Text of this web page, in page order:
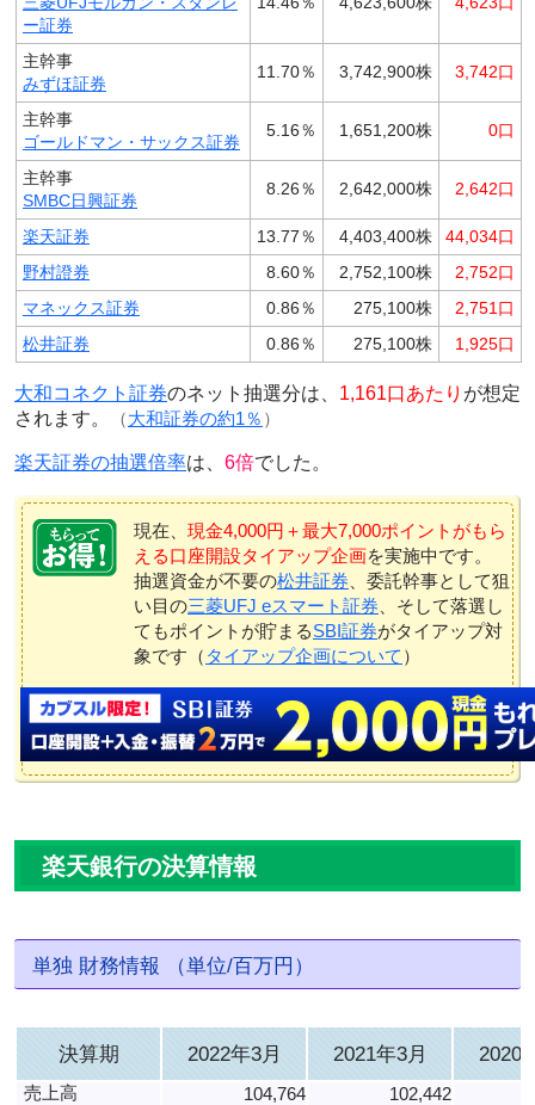
ー証券
主幹事
みずほ証券
11.70％ 3,742,900株 3,742口
主幹事
ゴールドマン・サックス証券
5.16％ 1,651,200株 0口
主幹事
SMBC日興証券
8.26％ 2,642,000株 2,642口
楽天証券 13.77％ 4,403,400株
44,034口
野村證券
8.60％ 2,752,100株
2,752口
マネックス証券
0.86％ 275,100株
2,751口
松井証券
0.86％ 275,100株 1,925口
大和コネクト証券のネット抽選分は、 1,161口あたり が想定
されます。
（大和証券の約1％ ）
楽天証券の抽選倍率は、 6倍でした。
現在、 現金4,000円＋最大7,000ポイントがもら
える口座開設タイアップ企画を実施中です。
抽選資金が不要の松井証券 、委託幹事として狙
い目の三菱UFJ eスマート証券 、そして落選し
てもポイントが貯まるSBI証券がタイアップ対
象です（ タイアップ企画について ）
楽天銀行の決算情報
単独 財務情報 （単位/百万円）
決算期 2022年3月 2021年3月 2020
売上高 104,764
102,442